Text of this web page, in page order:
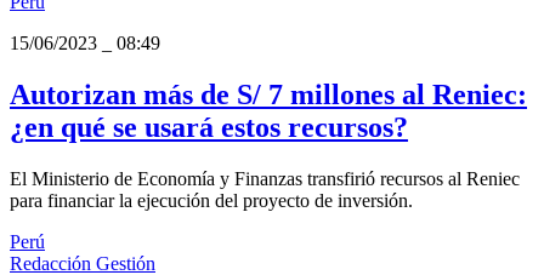
15/06/2023
08:49
Autorizan más de S/ 7 millones al Reniec:
¿en qué se usará estos recursos?
El Ministerio de Economía y Finanzas transfirió recursos al Reniec
para financiar la ejecución del proyecto de inversión.
Perú
Redacción Gestión